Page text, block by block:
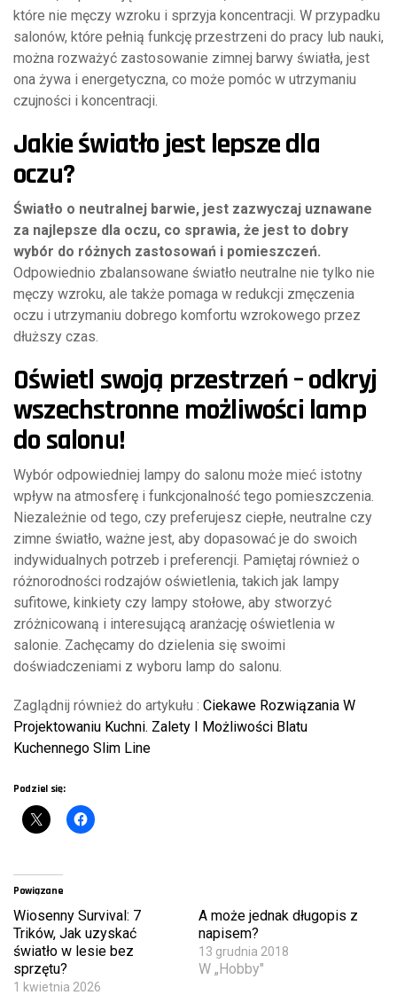
które nie męczy wzroku i sprzyja koncentracji. W przypadku
salonów, które pełnią funkcję przestrzeni do pracy lub nauki,
można rozważyć zastosowanie zimnej barwy światła, jest
ona żywa i energetyczna, co może pomóc w utrzymaniu
czujności i koncentracji.
Jakie światło jest lepsze dla
oczu?
Światło o neutralnej barwie, jest zazwyczaj uznawane
za najlepsze dla oczu, co sprawia, że jest to dobry
wybór do różnych zastosowań i pomieszczeń.
Odpowiednio zbalansowane światło neutralne nie tylko nie
męczy wzroku, ale także pomaga w redukcji zmęczenia
oczu i utrzymaniu dobrego komfortu wzrokowego przez
dłuższy czas.
Oświetl swoją przestrzeń – odkryj
wszechstronne możliwości lamp
do salonu!
Wybór odpowiedniej lampy do salonu może mieć istotny
wpływ na atmosferę i funkcjonalność tego pomieszczenia.
Niezależnie od tego, czy preferujesz ciepłe, neutralne czy
zimne światło, ważne jest, aby dopasować je do swoich
indywidualnych potrzeb i preferencji. Pamiętaj również o
różnorodności rodzajów oświetlenia, takich jak lampy
sufitowe, kinkiety czy lampy stołowe, aby stworzyć
zróżnicowaną i interesującą aranżację oświetlenia w
salonie. Zachęcamy do dzielenia się swoimi
doświadczeniami z wyboru lamp do salonu.
Zaglądnij również do artykułu : Ciekawe Rozwiązania W
Projektowaniu Kuchni. Zalety I Możliwości Blatu
Kuchennego Slim Line
Podziel się:
Powiązane
Wiosenny Survival: 7
Trików, Jak uzyskać
światło w lesie bez
sprzętu?
1 kwietnia 2026
A może jednak długopis z
napisem?
13 grudnia 2018
W „Hobby"